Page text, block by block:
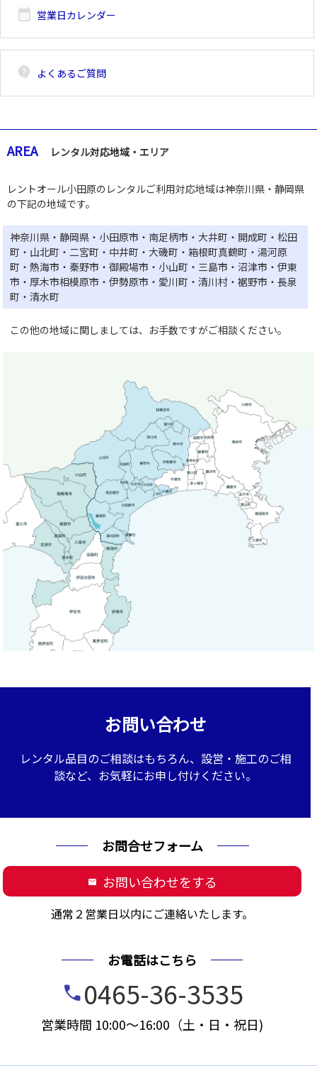
calendar_month 営業日カレンダー
contact_support よくあるご質問
AREA レンタル対応地域・エリア
レントオール小田原のレンタルご利用対応地域は神奈川県・静岡県
の下記の地域です。
神奈川県・静岡県・小田原市・南足柄市・大井町・開成町・松田
町・山北町・二宮町・中井町・大磯町・箱根町真鶴町・湯河原
町・熱海市・秦野市・御殿場市・小山町・三島市・沼津市・伊東
市・厚木市相模原市・伊勢原市・愛川町・清川村・裾野市・長泉
町・清水町
この他の地域に関しましては、お手数ですがご相談ください。
お問い合わせ
レンタル品目のご相談はもちろん、設営・施工のご相
談など、お気軽にお申し付けください。
お問合せフォーム
mail お問い合わせをする
通常２営業日以内にご連絡いたします。
お電話はこちら
call0465-36-3535
営業時間 10:00～16:00（土・日・祝日)